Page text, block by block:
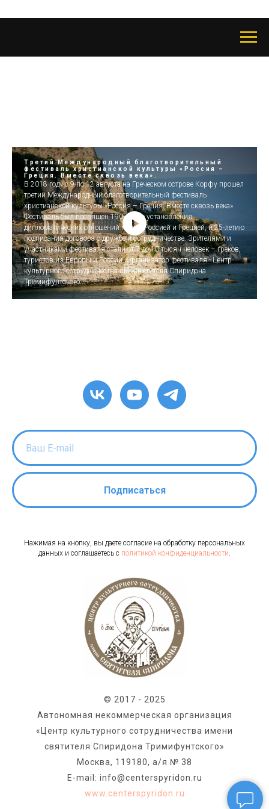
Третий Международный благотворительный
фестиваль христианской культуры «Россия –
Греция. Вместе сквозь века».
В 2018 году с 9 по 12 августа на Греческом острове Корфу прошел
третий Международный благотворительный фестиваль
христианской культуры «Россия – Греция. Вместе сквозь века».
Фестиваль был посвящен 190-летию установления
дипломатических отношений между Россией и Грецией, и 25-летию
подписания договора о дружбе и сотрудничестве. Зрителями и
участниками фестиваля стали от 7 до 10 тысяч человек – греков,
туристов из Европы и России. Организатор фестиваля - Центр
культурного сотрудничества им. Святителя Спиридона
Тримифунтского.
Подписаться
Нажимая на кнопку, вы даете согласие на обработку персональных
данных и соглашаетесь c политикой конфиденциальности.
© 2017 - 2025
Автономная некоммерческая организация
«Центр культурного сотрудничества имени
святителя Спиридона Тримифунтского»
Москва, 119180, а/я № 38
E-mail: info@centerspyridon.ru
www.centerspyridon.ru